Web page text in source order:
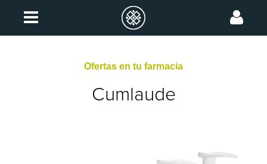
Ofertas en tu farmacia
Cumlaude